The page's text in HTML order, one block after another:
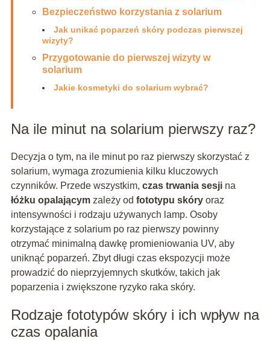
Bezpieczeństwo korzystania z solarium
Jak unikać poparzeń skóry podczas pierwszej
wizyty?
Przygotowanie do pierwszej wizyty w
solarium
Jakie kosmetyki do solarium wybrać?
Na ile minut na solarium pierwszy raz?
Decyzja o tym, na ile minut po raz pierwszy skorzystać z
solarium, wymaga zrozumienia kilku kluczowych
czynników. Przede wszystkim, czas trwania sesjina
łóżku opalającymzależy od fototypu skóryoraz
intensywności i rodzaju używanych lamp. Osoby
korzystające z solarium po raz pierwszy powinny
otrzymać minimalną dawkę promieniowania UV, aby
uniknąć poparzeń. Zbyt długi czas ekspozycji może
prowadzić do nieprzyjemnych skutków, takich jak
poparzenia i zwiększone ryzyko raka skóry.
Rodzaje fototypów skóry i ich wpływ na
czas opalania